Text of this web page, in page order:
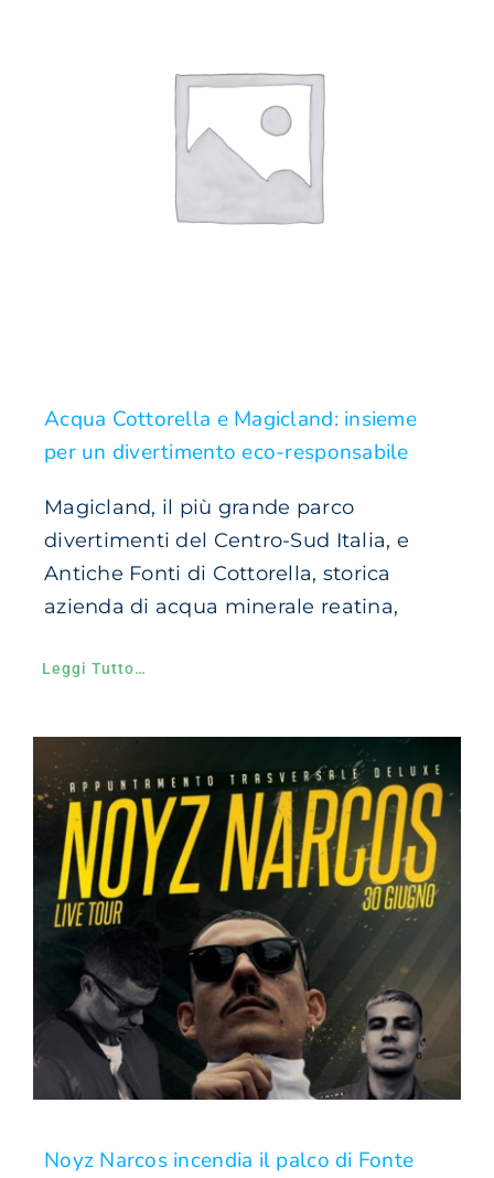
Acqua Cottorella e Magicland: insieme
per un divertimento eco-responsabile
Magicland, il più grande parco
divertimenti del Centro-Sud Italia, e
Antiche Fonti di Cottorella, storica
azienda di acqua minerale reatina,
Leggi Tutto…
Noyz Narcos incendia il palco di Fonte